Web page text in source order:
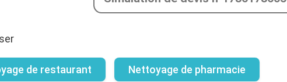
de restaurant Nettoyage de pharmacie